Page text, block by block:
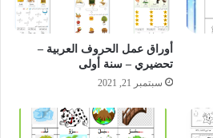
أوراق عمل الحروف العربية –
تحضيري – سنة أولى
سبتمبر 21, 2021